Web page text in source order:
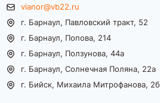
vianor@vb22.ru
г. Барнаул, Павловский тракт, 52
г. Барнаул, Попова, 214
г. Барнаул, Ползунова, 44а
г. Барнаул, Солнечная Поляна, 22а
г. Бийск, Михаила Митрофанова, 2б